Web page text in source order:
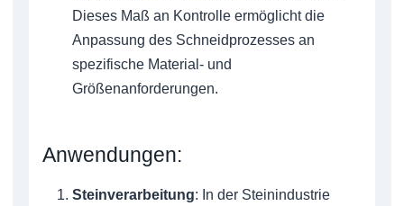
Dieses Maß an Kontrolle ermöglicht die
Anpassung des Schneidprozesses an
spezifische Material- und
Größenanforderungen.
Anwendungen:
Steinverarbeitung: In der Steinindustrie